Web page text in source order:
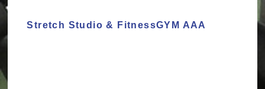
Stretch Studio & FitnessGYM AAA